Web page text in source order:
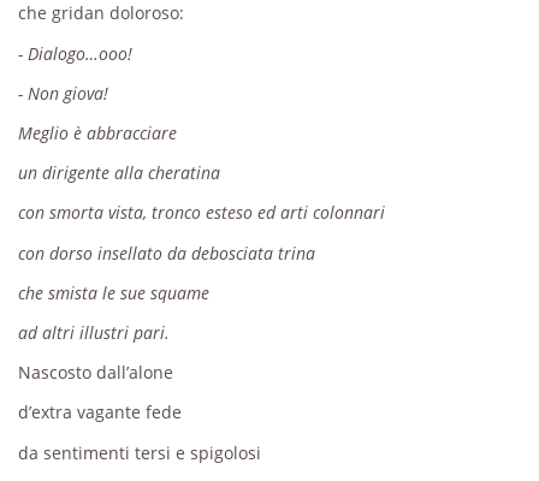
che gridan doloroso:
- Dialogo…ooo!
- Non giova!
Meglio è abbracciare
un dirigente alla cheratina
con smorta vista, tronco esteso ed arti colonnari
con dorso insellato da debosciata trina
che smista le sue squame
ad altri illustri pari.
Nascosto dall’alone
d’extra vagante fede
da sentimenti tersi e spigolosi